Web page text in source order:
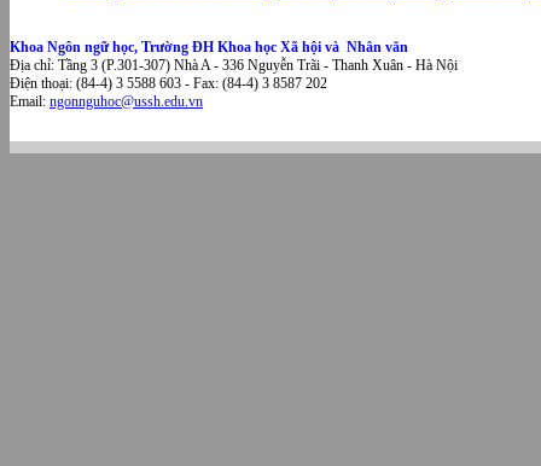
Khoa Ngôn ngữ học, Trường ĐH Khoa học Xã hội và Nhân văn
Địa chỉ: Tầng 3 (P.301-307) Nhà A - 336 Nguyễn Trãi - Thanh Xuân - Hà Nội
Điện thoại: (84-4) 3 5588 603 - Fax: (84-4) 3 8587 202
Email: ngonnguhoc@ussh.edu.vn